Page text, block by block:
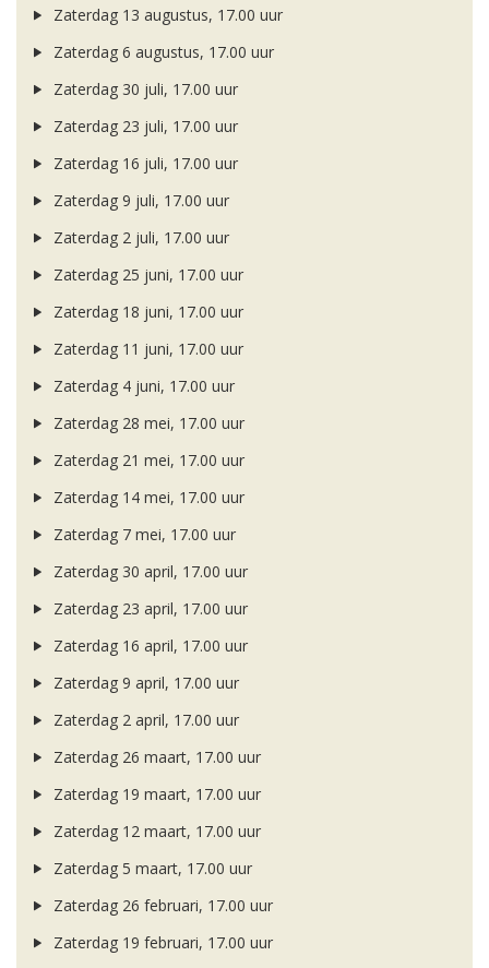
Zaterdag 13 augustus, 17.00 uur
Zaterdag 6 augustus, 17.00 uur
Zaterdag 30 juli, 17.00 uur
Zaterdag 23 juli, 17.00 uur
Zaterdag 16 juli, 17.00 uur
Zaterdag 9 juli, 17.00 uur
Zaterdag 2 juli, 17.00 uur
Zaterdag 25 juni, 17.00 uur
Zaterdag 18 juni, 17.00 uur
Zaterdag 11 juni, 17.00 uur
Zaterdag 4 juni, 17.00 uur
Zaterdag 28 mei, 17.00 uur
Zaterdag 21 mei, 17.00 uur
Zaterdag 14 mei, 17.00 uur
Zaterdag 7 mei, 17.00 uur
Zaterdag 30 april, 17.00 uur
Zaterdag 23 april, 17.00 uur
Zaterdag 16 april, 17.00 uur
Zaterdag 9 april, 17.00 uur
Zaterdag 2 april, 17.00 uur
Zaterdag 26 maart, 17.00 uur
Zaterdag 19 maart, 17.00 uur
Zaterdag 12 maart, 17.00 uur
Zaterdag 5 maart, 17.00 uur
Zaterdag 26 februari, 17.00 uur
Zaterdag 19 februari, 17.00 uur